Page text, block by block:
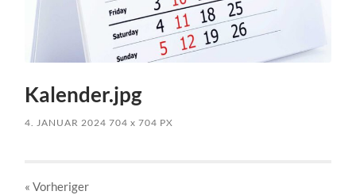
Kalender.jpg
4. JANUAR 2024 704x 704 PX
« Vorheriger